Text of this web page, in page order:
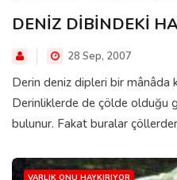
DENİZ DİBİNDEKİ
28 Sep, 2007
Derin deniz dipleri bir mânâda
Derinliklerde de çölde olduğu
bulunur. Fakat buralar